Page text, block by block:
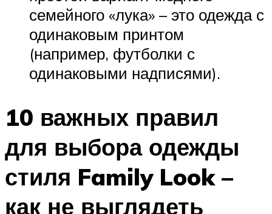
семейного «лука» – это одежда с
одинаковым принтом
(например, футболки с
одинаковыми надписями).
10 важных правил
для выбора одежды
стиля Family Look –
как не выглядеть